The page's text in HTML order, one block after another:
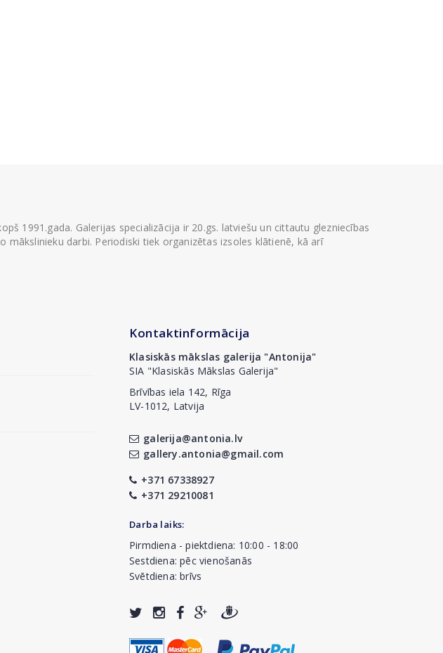
1991.gada. Galerijas specializācija ir 20.gs. latviešu un cittautu glezniecības
mākslinieku darbi. Periodiski tiek organizētas izsoles klātienē, kā arī
Kontaktinformācija
Klasiskās mākslas galerija "Antonija"
SIA "Klasiskās Mākslas Galerija"
Brīvības iela 142, Rīga
LV-1012, Latvija
galerija@antonia.lv
gallery.antonia@gmail.com
+371 67338927
+371 29210081
Darba laiks:
Pirmdiena - piektdiena: 10:00 - 18:00
Sestdiena: pēc vienošanās
Svētdiena: brīvs